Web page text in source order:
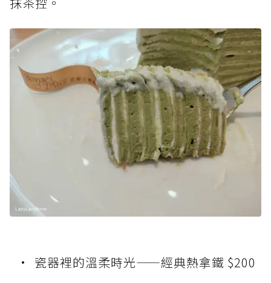
瓷器裡的溫柔時光——經典熱拿鐵 $200